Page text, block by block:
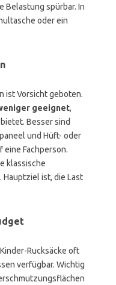
Belastung spürbar. In
oder ein
ist Vorsicht geboten.
geeignet,
Besser sind
und Hüft- oder
eine Fachperson.
klassische
Hauptziel ist, die Last
Rucksäcke oft
verfügbar. Wichtig